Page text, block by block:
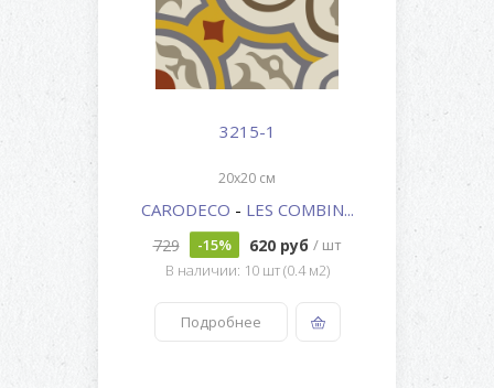
3215-1
20x20 см
CARODECO - LES COMBIN...
729 -15% 620 руб / шт
В наличии: 10 шт (0.4 м2)
Подробнее